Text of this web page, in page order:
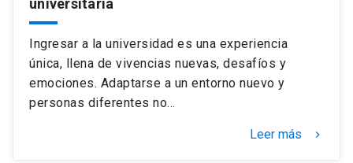
universitaria
Ingresar a la universidad es una experiencia
única, llena de vivencias nuevas, desafíos y
emociones. Adaptarse a un entorno nuevo y
personas diferentes no…
Leer más keyboard_arrow_right